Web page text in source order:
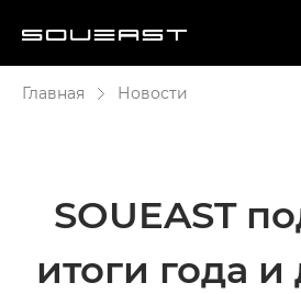
Главная Новости
SOUEAST
итоги года и